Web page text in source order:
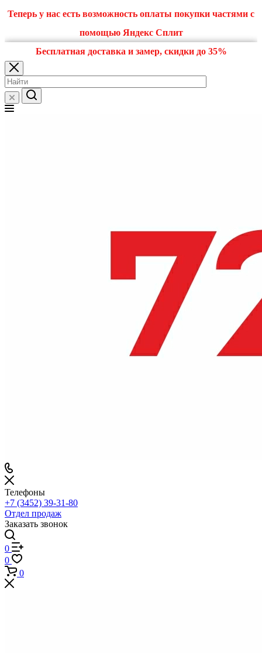
Теперь у нас есть возможность оплаты покупки частями с
помощью Яндекс Сплит
Бесплатная доставка и замер, скидки до 35%
Телефоны
+7 (3452) 39-31-80
Отдел продаж
Заказать звонок
0
0
0